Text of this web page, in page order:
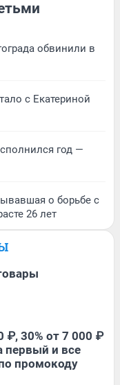
обвинили в
с Екатериной
год —
о борьбе с
26 лет
₽, 30% от 7 000 ₽
первый и все
промокоду